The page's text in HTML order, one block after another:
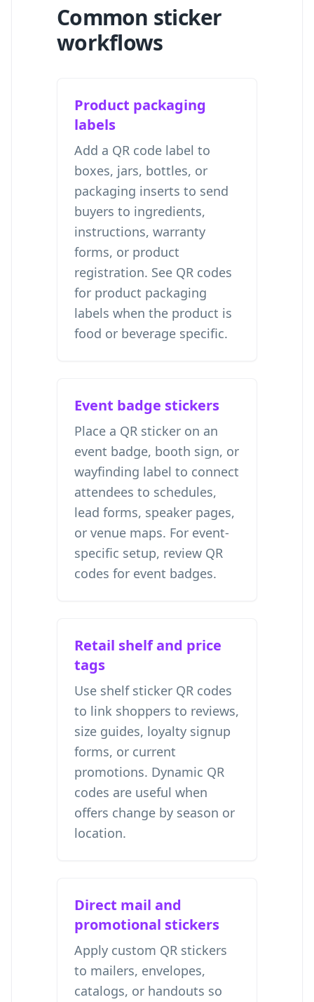
Common sticker
workflows
Product packaging
labels
Add a QR code label to
boxes, jars, bottles, or
packaging inserts to send
buyers to ingredients,
instructions, warranty
forms, or product
registration. See QR codes
for product packaging
labels when the product is
food or beverage specific.
Event badge stickers
Place a QR sticker on an
event badge, booth sign, or
wayfinding label to connect
attendees to schedules,
lead forms, speaker pages,
or venue maps. For event-
specific setup, review QR
codes for event badges.
Retail shelf and price
tags
Use shelf sticker QR codes
to link shoppers to reviews,
size guides, loyalty signup
forms, or current
promotions. Dynamic QR
codes are useful when
offers change by season or
location.
Direct mail and
promotional stickers
Apply custom QR stickers
to mailers, envelopes,
catalogs, or handouts so